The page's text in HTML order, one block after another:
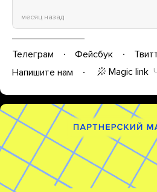
месяц назад
Телеграм Фейсбук
Напишите нам
Magic link